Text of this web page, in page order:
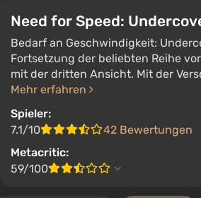
Need for Speed:
Bedarf an Geschwindigkeit:
Fortsetzung der beliebten Reihe
mit der dritten Ansicht. Mit der
Mehr erfahren
Spieler:
7.1/10
42 Bewertungen
Metacritic:
59/100